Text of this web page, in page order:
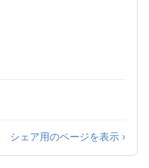
シェア用のページを表示 ›